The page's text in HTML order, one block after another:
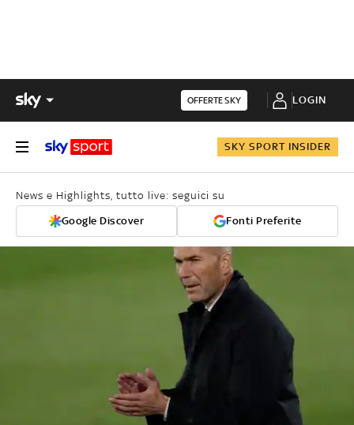
OFFERTE SKY LOGIN
SKY SPORT INSIDER
News e Highlights, tutto live: seguici su
Google Discover Fonti Preferite